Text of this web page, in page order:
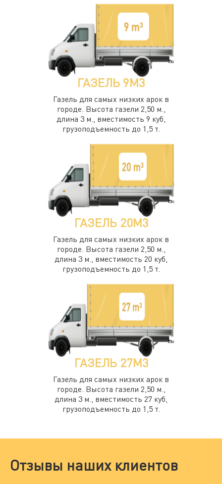
ГАЗЕЛЬ 9М3
Газель для самых низких арок в
городе. Высота газели 2,50 м.,
длина 3 м., вместимость 9 куб,
грузоподъемность до 1,5 т.
ГАЗЕЛЬ 20М3
Газель для самых низких арок в
городе. Высота газели 2,50 м.,
длина 3 м., вместимость 20 куб,
грузоподъемность до 1,5 т.
ГАЗЕЛЬ 27М3
Газель для самых низких арок в
городе. Высота газели 2,50 м.,
длина 3 м., вместимость 27 куб,
грузоподъемность до 1,5 т.
Отзывы наших клиентов